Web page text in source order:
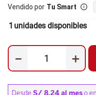
Vendido por Tu Smart
1 unidades disponibles
＋
－